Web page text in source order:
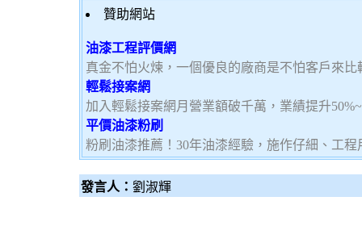
贊助網站
油漆工程評價網
真金不怕火煉，一個優良的廠商是不怕客戶來
輕鬆接案網
加入輕鬆接案網月營業額破千萬，業績提升
平價油漆粉刷
粉刷油漆推薦！30年油漆經驗，施作仔細、工
發言人： 劉淑輝